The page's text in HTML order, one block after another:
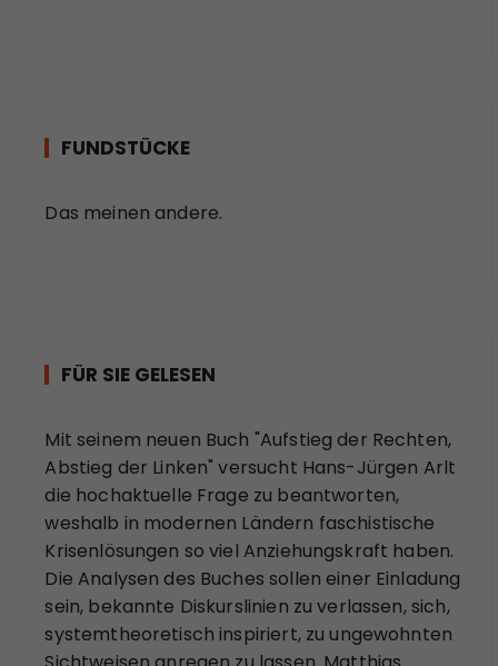
FUNDSTÜCKE
Das meinen andere.
FÜR SIE GELESEN
Mit seinem neuen Buch "Aufstieg der Rechten,
Abstieg der Linken" versucht Hans-Jürgen Arlt
die hochaktuelle Frage zu beantworten,
weshalb in modernen Ländern faschistische
Krisenlösungen so viel Anziehungskraft haben.
Die Analysen des Buches sollen einer Einladung
sein, bekannte Diskurslinien zu verlassen, sich,
systemtheoretisch inspiriert, zu ungewohnten